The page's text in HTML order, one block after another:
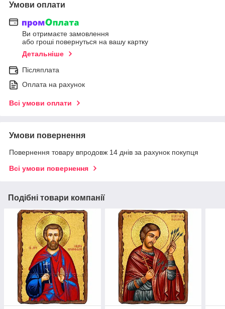
Умови оплати
Ви отримаєте замовлення
або гроші повернуться на вашу картку
Детальніше
Післяплата
Оплата на рахунок
Всі умови оплати
Умови повернення
Повернення товару впродовж 14 днів за рахунок покупця
Всі умови повернення
Подібні товари компанії